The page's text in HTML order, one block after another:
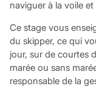
naviguer à la voile
Ce stage vous
du skipper, ce qui
jour, sur de courtes
marée ou sans
responsable de la